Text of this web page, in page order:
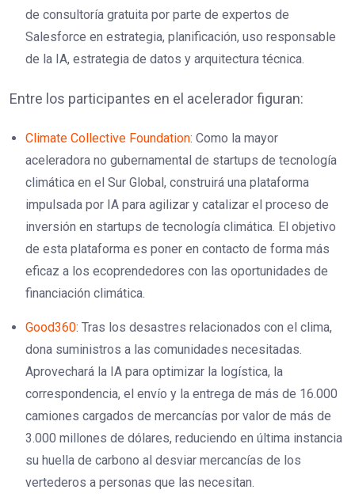
de consultoría gratuita por parte de expertos de
Salesforce en estrategia, planificación, uso responsable
de la IA, estrategia de datos y arquitectura técnica.
Entre los participantes en el acelerador figuran:
Climate Collective Foundation: Como la mayor
aceleradora no gubernamental de startups de tecnología
climática en el Sur Global, construirá una plataforma
impulsada por IA para agilizar y catalizar el proceso de
inversión en startups de tecnología climática. El objetivo
de esta plataforma es poner en contacto de forma más
eficaz a los ecoprendedores con las oportunidades de
financiación climática.
Good360: Tras los desastres relacionados con el clima,
dona suministros a las comunidades necesitadas.
Aprovechará la IA para optimizar la logística, la
correspondencia, el envío y la entrega de más de 16.000
camiones cargados de mercancías por valor de más de
3.000 millones de dólares, reduciendo en última instancia
su huella de carbono al desviar mercancías de los
vertederos a personas que las necesitan.